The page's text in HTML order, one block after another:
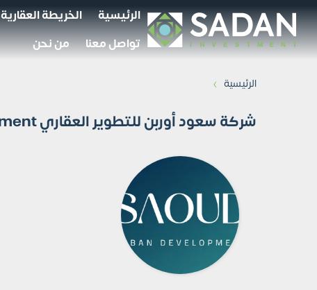
الرئيسية الخريطة العقارية
تواصل معنا
من نحن
الرئيسية ›
شركة سعود أوربن للتطوير العقاري Saoud Urban Development